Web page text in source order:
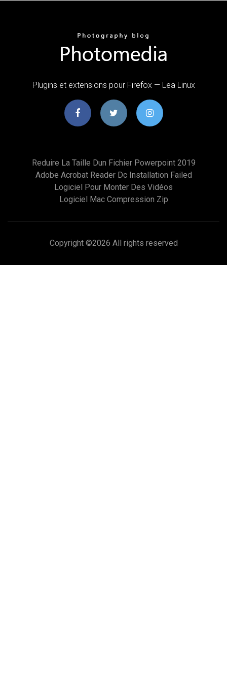
Plugins et extensions pour Firefox — Lea Linux
Reduire La Taille Dun Fichier Powerpoint 2019
Adobe Acrobat Reader Dc Installation Failed
Logiciel Pour Monter Des Vidéos
Logiciel Mac Compression Zip
Copyright ©2026 All rights reserved